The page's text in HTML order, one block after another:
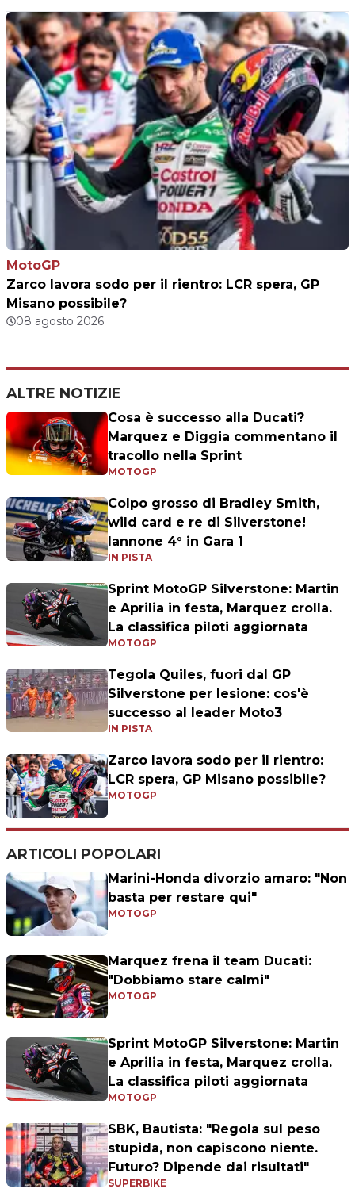
MotoGP
Zarco lavora sodo per il rientro: LCR spera, GP
Misano possibile?
08 agosto 2026
ALTRE NOTIZIE
Cosa è successo alla Ducati?
Marquez e Diggia commentano il
tracollo nella Sprint
MOTOGP
Colpo grosso di Bradley Smith,
wild card e re di Silverstone!
Iannone 4° in Gara 1
IN PISTA
Sprint MotoGP Silverstone: Martin
e Aprilia in festa, Marquez crolla.
La classifica piloti aggiornata
MOTOGP
Tegola Quiles, fuori dal GP
Silverstone per lesione: cos'è
successo al leader Moto3
IN PISTA
Zarco lavora sodo per il rientro:
LCR spera, GP Misano possibile?
MOTOGP
ARTICOLI POPOLARI
Marini-Honda divorzio amaro: "Non
basta per restare qui"
MOTOGP
Marquez frena il team Ducati:
"Dobbiamo stare calmi"
MOTOGP
Sprint MotoGP Silverstone: Martin
e Aprilia in festa, Marquez crolla.
La classifica piloti aggiornata
MOTOGP
SBK, Bautista: "Regola sul peso
stupida, non capiscono niente.
Futuro? Dipende dai risultati"
SUPERBIKE